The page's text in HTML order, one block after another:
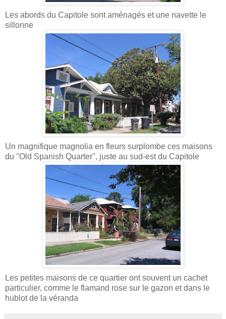
Les abords du Capitole sont aménagés et une navette le
sillonne
Un magnifique magnolia en fleurs surplombe ces maisons
du ''Old Spanish Quarter'', juste au sud-est du Capitole
Les petites maisons de ce quartier ont souvent un cachet
particulier, comme le flamand rose sur le gazon et dans le
hublot de la véranda